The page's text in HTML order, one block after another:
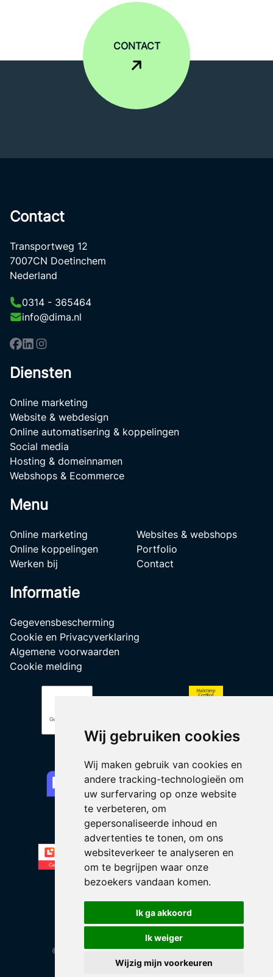
Wij gebruiken cookies
Wij maken gebruik van cookies en
andere tracking-technologieën om
uw surfervaring op onze website
te verbeteren, om
gepersonaliseerde inhoud en
advertenties te tonen, om ons
websiteverkeer te analyseren en
om te begrijpen waar onze
bezoekers vandaan komen.
Ik ga akkoord
Ik weiger
Wijzig mijn voorkeuren
CONTACT
Contact
Transportweg 12
7007CN Doetinchem
Nederland
0314 - 365464
info@dima.nl
Diensten
Online marketing
Website & webdesign
Online automatisering & koppelingen
Social media
Hosting & domeinnamen
Webshops & Ecommerce
Menu
Online marketing
Websites & webshops
Online koppelingen
Portfolio
Werken bij
Contact
Informatie
Gegevensbescherming
Cookie en Privacyverklaring
Algemene voorwaarden
Cookie melding
© 2026 DIMA | Alle rechten voorbehouden